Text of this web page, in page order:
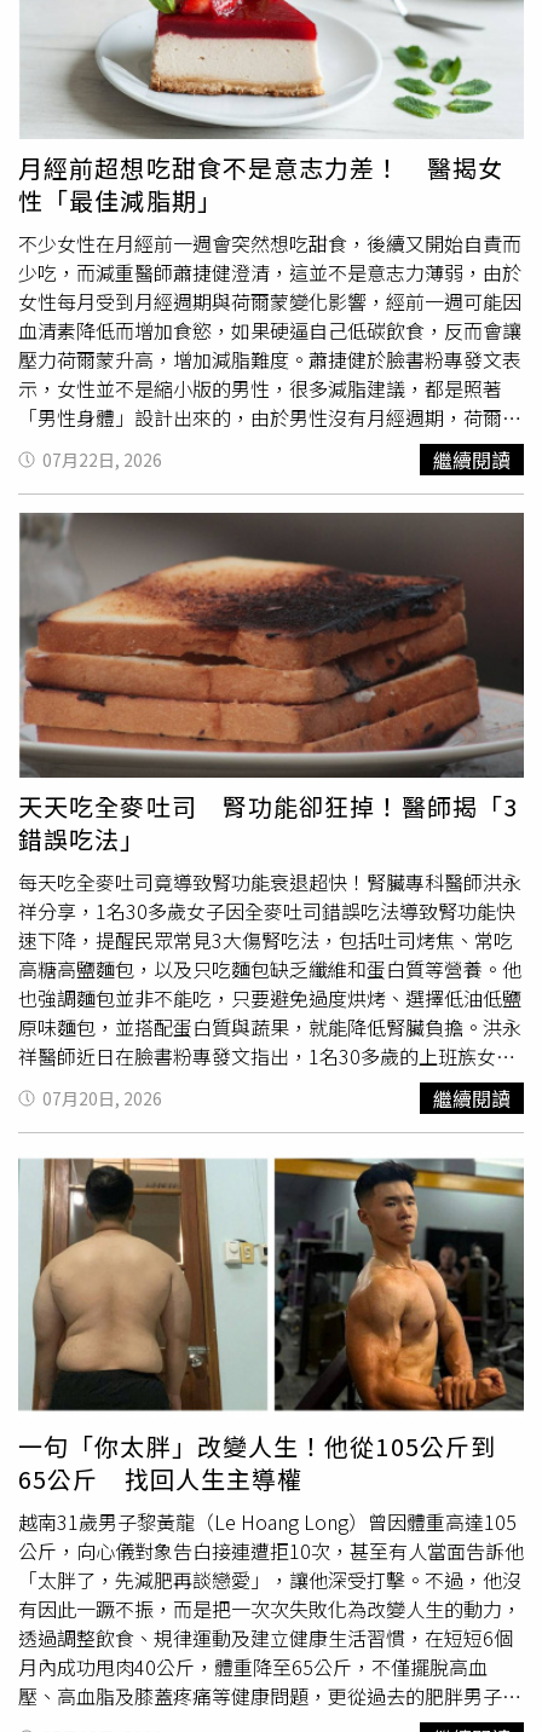
為什麼皮膚還是乾？夏季高溫流汗多，許多人拼命喝水，但
仍然覺得嘴巴乾、皮膚乾、容易脫皮。莊可鈞指出，中醫所
說的「補水」，不只是把水喝進去，更重要的是，身體能不
能有效利用與留住水分。中醫所謂「津液」，指的是能真正
滋養身體的體液；若脾胃功能失調，即使喝很多水，也可能
很快就透過流汗或頻尿排掉，未必能真正滋養皮膚。因此，
真正有效的補水，關鍵在於脾胃功能正常、氣血循環順暢，
若長期飲食寒涼、脾胃虛弱，水分代謝能力變差，喝再多水
也可能無法改善乾燥，反而容易水腫、疲倦、身體沉重。莊
可鈞建議，夏天補水不宜一味喝冰水，冰水容易損傷脾胃陽
氣，很多人夏天大量喝冰飲，短時間覺得清涼，長期卻更容
易疲倦、代謝變差，正確的做法是以常溫水為主，也可適度
補充養陰生津的食材，例如：白木耳、百合、山藥、蓮子
等，有助滋陰潤燥。此外，莊可鈞提醒，高鹽、重辣、燒
烤、油炸等飲食，也容易耗傷津液，使皮膚更加乾燥、發
炎；長時間待在冷氣房，也會加速皮膚水分蒸散，建議可適
度增加室內濕度，並避免長時間讓冷氣直吹臉部。汗流越多
越好？適度才有益循環從中醫觀點來看，適度流汗確實有助
促進氣血循環、改善代謝，也能幫助體內濕氣與暑熱排出。
因此，很多人在規律運動後，會感覺氣色變好、膚況穩定、
痘痘減少。不過，中醫也強調「汗為心之液」，汗液並不只
是水分，而是與人體的氣血津液密切相關。若夏天大量爆
汗、過度運動，反而可能「耗氣傷津」，導致疲倦、皮膚乾
燥、泛紅敏感，甚至讓膚況變差。莊可鈞表示，肌膚狀態與
「肺、脾、肝」功能關係密切。中醫認為「肺主皮毛」，肺
與皮膚、毛孔調節有關；脾胃影響水分代謝與營養輸送；肝
則與氣血疏泄、情緒壓力有關，適度運動能幫助氣血運行，
使肌膚養分供應較好，代謝廢物也較容易排出。對於平常少
運動、容易水腫、出油、身體沉重的人來說，規律流汗有助
改善濕氣代謝。現代醫學也發現，適度運動能降低壓力荷爾
蒙、改善睡眠品質，對荷爾蒙型痘痘、壓力型爆痘也有幫
助。莊可鈞提醒，很多人以為「汗流越多越排毒」，其實中
醫並不鼓勵過度爆汗，大量流汗會消耗氣、津液與電解質，
若流汗過度，容易形成「氣陰兩虛」。常見情況包括：越運
動越疲倦、頭暈、心悸、口乾、皮膚乾燥、臉部泛紅、痘痘
更明顯等，有些人夏天過度跑步、長時間曝曬騎車後，反而
容易長「火氣痘」，就是因為體內津液耗損、虛火上升。夏
天運動，微微出汗最剛好「對皮膚最好的運動狀態，是微微
出汗。」莊可鈞表示，中醫養生講究「形勞而不倦」，也就
是身體有適度活動、微微出汗，但不至於過度疲累，最能促
進循環，又不傷正氣，運動並不是汗流浹背才有效。莊可鈞
舉例，夏季較適合的運動方式，包括：快走、游泳、瑜伽、
皮拉提斯、太極、八段錦等。快走能溫和促進循環，不容易
耗氣過度；游泳有助散熱、減少悶熱感，但游泳後要注意擦
乾身體與頭髮，避免濕氣停留；瑜伽、皮拉提斯能幫助舒緩
壓力、調整自律神經，對壓力型痘痘也有幫助；太極與八段
錦則有助氣血循環與身心穩定。運動時間也很重要。莊可鈞
表示，中醫認為夏季陽氣旺盛，最忌「烈日耗氣」，因此不
建議在正中午曝曬運動，較適合選擇清晨或傍晚時段。運動
後也要盡快沖洗身體、更換濕衣服，避免汗水長時間悶在皮
膚上，堵塞毛孔、刺激發炎，增加痘痘與毛囊炎風險。不
過，清潔也不宜過度，以免破壞皮膚屏障，反而造成乾燥敏
感。莊可鈞提醒，判斷運動是否適合自己，可以觀察運動後
的狀態。若運動後精神變好、睡眠改善、排便順暢、皮膚穩
定，代表運動方式大致合適；但若越運動越累、越容易冒
痘、皮膚乾燥敏感，就可能是強度過高，需要調整。（內容
授權提供／常春月刊）【延伸閱讀】美甲、染髮好傷身？
醫：多以「接觸性皮膚炎」過敏居多曬太陽15分鐘就能傷皮
膚？研究揭紫外線影響 時間、地點也是關鍵
https://www.healthnews.com.tw/readnews.php?
物，減少鈉與加工調味料攝取。同時，隔夜炸物僅需回溫即
可，不宜反覆高溫加熱，以降低食物持續受高溫影響。蔡正
亮表示，食用油食安事件確實讓不少人重新檢視飲食習慣，
但不建議因此完全依賴氣炸鍋取代所有料理方式。他認為，
蒸、煮、燉、汆燙及氣炸等不同烹調方式交替使用，搭配均
衡飲食與原型食材，才是兼顧美味與健康的做法。
心，他們的器官發育尚未成熟，長期飲用恐對其身心發展造
成不可逆的傷害。報導中透露，在隨機觀察的化學檢驗中，
多數樣品均未通過測試。技術人員利用溴甲酚紫指示劑進行
檢測時，樣品迅速轉為紫色，證實含有洗潔劑或合成奶成
分；為增加奶水濃稠度所添加的澱粉，經碘液測試後呈藍黑
色；用來虛報蛋白質含量的尿素，則使試劑呈現黃色。此
外，部分樣本甚至被驗出含有防腐用的福馬林，以及利用乳
脂計測出的嚴重摻水現象。面對猖獗的劣質乳品，當局近期
展開跨區稽查行動，執法人員日前在拉圖爾（Latur）查獲
約7500公升加料牛奶及大批違禁粉末；隨後又於索拉普爾
（Solapur）銷毀高達3.75萬公升、市值近150萬盧比（約
新台幣50萬元）的加料牛奶。稽查同時揭露部分乳牛場衛生
極度堪憂，不僅儲存區牆面發黴，更缺乏防鼠防蟲措施與車
輛清潔紀錄。雖然執法單位的強硬手段獲得廣泛讚譽，但強
制推行的監管新規也引發部分攤商反彈。因當局要求全面禁
止散裝零售、一律改為袋裝販售，導致孟買小型業者群起抗
議；業者代表前往FDA總部陳情時表示，散裝鮮奶保存期限
極短且每日運送量龐大，在缺乏包裝設備與物流緩衝的情況
下，要求店家一夜之間轉型並不切實際。目前印度執法機關
與零售業者之間的爭議仍未平息，商家呼籲政府應提供合理
的轉換期限與設備資助，而非只祭出重罰。
月經前超想吃甜食不是意志力差！ 醫揭女
性「最佳減脂期」
不少女性在月經前一週會突然想吃甜食，後續又開始自責而
少吃，而減重醫師蕭捷健澄清，這並不是意志力薄弱，由於
女性每月受到月經週期與荷爾蒙變化影響，經前一週可能因
血清素降低而增加食慾，如果硬逼自己低碳飲食，反而會讓
壓力荷爾蒙升高，增加減脂難度。蕭捷健於臉書粉專發文表
示，女性並不是縮小版的男性，很多減脂建議，都是照著
「男性身體」設計出來的，由於男性沒有月經週期，荷爾蒙
一整個月都是平的，可以天天低碳、隨時斷食，照表操課就
會瘦，但女性的身體每個月都在換季，如果教練要求「月經
來照樣練、吃水煮餐」，或營養師給出每天都類似的菜單，
減脂就不容易成功。蕭捷健說明，月經來的前一週體重之所
以飆升，其實是黃體素在鎖水，也就是水腫，跟脂肪沒關
係，月經來過後就會「消風」，因此不需要刻意少吃；若要
比較體重，應以「本月的經期後」與「上月的經期後」作對
比。蕭捷健提到，有些女性在月經前會想吃甜的，這不代表
意志力薄弱，女性進入黃體期（排卵後到月經前），大腦裡
的「快樂荷爾蒙」血清素會下降，而大腦為了自救，就是要
人去吃碳水化合物，幫助製造血清素；2025年一項系統性
回顧納入15組資料、330名體重正常且規律月經的女性，發
現在黃體期，平均每日攝取量比濾泡期多約168大卡。蕭捷
健指出，如果黃體期硬逼自己吃低碳、吃少，大腦會瞬間拉
警報，讓壓力荷爾蒙（皮質醇）狂飆，身體更會鎖住脂肪跟
水分，因此經前一週可以取消低碳日，好好吃「中碳」，例
如每餐加一點地瓜、糙米或白飯，把大腦安撫好。蕭捷健表
示，適合女性認真減脂的時間，是月經後、一直到排卵前的
「濾泡期」，這幾天也是女性一個月當中，荷爾蒙干擾最
少、生理狀態最穩定的時候，且這個階段的「胰島素敏感
度」最好，吃進去的碳水會乖乖跑去肌肉裡當能量，不容易
囤積成脂肪，因此高碳日可排在重訓日，攝取優質澱粉，把
能量精準灌進肌肉裡，休息日再安排低碳飲食。
07月22日, 2026 繼續閱讀
天天吃全麥吐司 腎功能卻狂掉！醫師揭「3
錯誤吃法」
每天吃全麥吐司竟導致腎功能衰退超快！腎臟專科醫師洪永
祥分享，1名30多歲女子因全麥吐司錯誤吃法導致腎功能快
速下降，提醒民眾常見3大傷腎吃法，包括吐司烤焦、常吃
高糖高鹽麵包，以及只吃麵包缺乏纖維和蛋白質等營養。他
也強調麵包並非不能吃，只要避免過度烘烤、選擇低油低鹽
原味麵包，並搭配蛋白質與蔬果，就能降低腎臟負擔。洪永
祥醫師近日在臉書粉專發文指出，1名30多歲的上班族女
性，平時沒有慢性疾病，卻在健康檢查中發現腎絲球過濾率
（eGFR）僅有65，且數值正在快速下降。她前往腎臟科就
診時，腎臟科醫師洪永祥詢問她，是否有服用成分不明的草
藥保健品，或經常食用重口味飲食，例如控肉飯、炸雞排等
高油高鹽食物。不過，這名女子聽完後直搖頭，表示自己平
時非常注重養生，每天早餐都只吃全麥吐司，甚至連奶油都
不敢添加。洪永祥醫師聽完後感到疑惑，因為全麥吐司本身
屬於高纖
澱粉
食物，對一般健康人而言並非傷腎食物。除非
腎功能已經惡化到慢性腎臟病第3B期以上，需要限制磷攝
取，才需要特別注意全麥吐司等高磷食物的攝取量。因此，
他進一步追問女子的飲食習慣。沒想到女子隨後得意地表
示，自己知道吐司塗奶油或果醬不健康，所以每天都會把吐
司烤到焦黑，利用焦脆口感增加香氣，不需要額外添加任何
調味料，認為這樣才是健康吃法。洪永祥醫師聽後提醒，這
種做法並不是養生，反而可能是在長期攝取傷害身體的物
質。他指出，日常生活中有許多人習慣錯誤食用麵包，以下
3種常見吃法，都可能增加腎臟負擔。首先，許多人為了追
求酥脆口感，會將吐司長時間烘烤，甚至烤至焦黑。但麵包
經過高溫烘烤後，可能產生單氯丙二醇（MCPD）與丙烯醯
胺（Acrylamide）等物質。洪永祥醫師表示，這些物質進入
人體後，可能增加身體氧化壓力與發炎反應，長期下來恐對
腎臟微血管造成負擔，使腎功能惡化速度加快。第二種常見
錯誤，是把鹹味麵包或高糖餡料麵包當作正餐。許多人早餐
07月20日, 2026 繼續閱讀
一句「你太胖」改變人生！他從105公斤到
65公斤 找回人生主導權
越南31歲男子黎黃龍（Le Hoang Long）曾因體重高達105
公斤，向心儀對象告白接連遭拒10次，甚至有人當面告訴他
「太胖了，先減肥再談戀愛」，讓他深受打擊。不過，他沒
有因此一蹶不振，而是把一次次失敗化為改變人生的動力，
透過調整飲食、規律運動及建立健康生活習慣，在短短6個
月內成功甩肉40公斤，體重降至65公斤，不僅擺脫高血
壓、高血脂及膝蓋疼痛等健康問題，更從過去的肥胖男子蛻
變成健身教練。黎黃龍坦言，自己最大的收穫並非減掉40公